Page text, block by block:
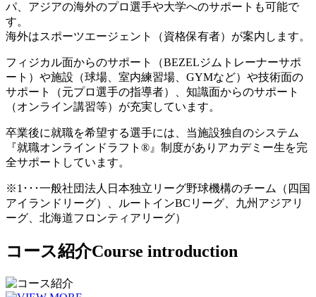
パ、アジアの海外のプロ選手や大学へのサポートも可能で
す。
海外はスポーツエージェント（資格保有者）が案内します。
フィジカル面からのサポート（BEZELジムトレーナーサポ
ート）や施設（球場、室内練習場、GYMなど）や技術面の
サポート（元プロ選手の指導者）、知識面からのサポート
（オンライン講習等）が充実しています。
卒業後に就職を希望する選手には、当施設独自のシステム
『就職オンラインドラフト®』制度がありアカデミー生を完
全サポートしています。
※1･･･一般社団法人日本独立リーグ野球機構のチーム（四国
アイランドリーグ）、ルートインBCリーグ、九州アジアリ
ーグ、北海道フロンティアリーグ）
コース紹介Course introduction